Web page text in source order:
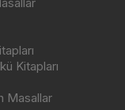
Kitapları
Masallar